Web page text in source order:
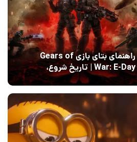
راهنمای بتای بازی Gears of
War: E-Day | تاریخ‌ شروع،
محتواها و نحوه دسترسی